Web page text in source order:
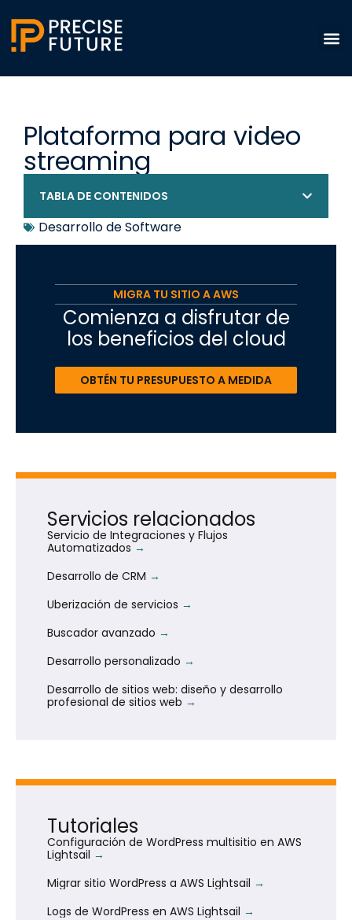
Plataforma para video
streaming
TABLA DE CONTENIDOS
Desarrollo de Software
MIGRA TU SITIO A AWS
Comienza a disfrutar de
los beneficios del cloud
OBTÉN TU PRESUPUESTO A MEDIDA
Servicios relacionados
Servicio de Integraciones y Flujos
Automatizados
Desarrollo de CRM
Uberización de servicios
Buscador avanzado
Desarrollo personalizado
Desarrollo de sitios web: diseño y desarrollo
profesional de sitios web
Tutoriales
Configuración de WordPress multisitio en AWS
Lightsail
Migrar sitio WordPress a AWS Lightsail
Logs de WordPress en AWS Lightsail